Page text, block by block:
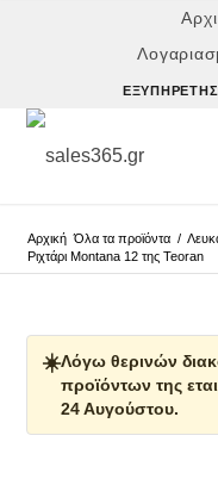
Αρχική Όλα τα προϊόντα /
Ριχτάρι Montana 12 της Teoran
☀️Λόγω θερινών
προϊόντων της
24 Αυγούστου.